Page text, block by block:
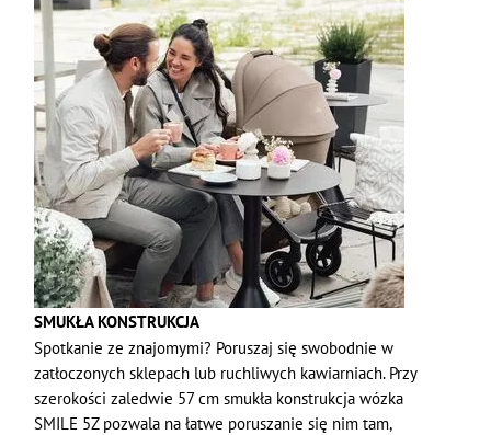
SMUKŁA KONSTRUKCJA
Spotkanie ze znajomymi? Poruszaj się swobodnie w
zatłoczonych sklepach lub ruchliwych kawiarniach. Przy
szerokości zaledwie 57 cm smukła konstrukcja wózka
SMILE 5Z pozwala na łatwe poruszanie się nim tam,